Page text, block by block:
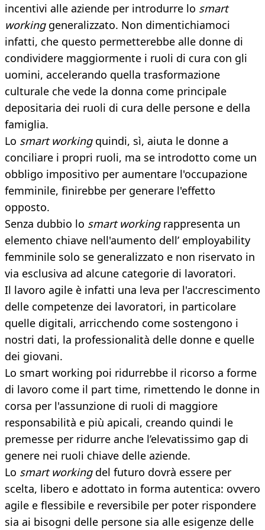
incentivi alle aziende per introdurre lo smart
workinggeneralizzato. Non dimentichiamoci
infatti, che questo permetterebbe alle donne di
condividere maggiormente i ruoli di cura con gli
uomini, accelerando quella trasformazione
culturale che vede la donna come principale
depositaria dei ruoli di cura delle persone e della
famiglia.
Lo smart working quindi, sì, aiuta le donne a
conciliare i propri ruoli, ma se introdotto come un
obbligo impositivo per aumentare l'occupazione
femminile, finirebbe per generare l'effetto
opposto.
Senza dubbio lo smart workingrappresenta un
elemento chiave nell'aumento dell’ employability
femminile solo se generalizzato e non riservato in
via esclusiva ad alcune categorie di lavoratori.
Il lavoro agile è infatti una leva per l'accrescimento
delle competenze dei lavoratori, in particolare
quelle digitali, arricchendo come sostengono i
nostri dati, la professionalità delle donne e quelle
dei giovani.
Lo smart working poi ridurrebbe il ricorso a forme
di lavoro come il part time, rimettendo le donne in
corsa per l'assunzione di ruoli di maggiore
responsabilità e più apicali, creando quindi le
premesse per ridurre anche l’elevatissimo gap di
genere nei ruoli chiave delle aziende.
Lo smart workingdel futuro dovrà essere per
scelta, libero e adottato in forma autentica: ovvero
agile e flessibile e reversibile per poter rispondere
sia ai bisogni delle persone sia alle esigenze delle